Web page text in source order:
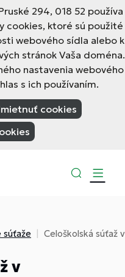
294, 018 52 používa
cookies, ktoré sú použité
webového sídla alebo k
stránok Vaša doména.
nastavenia webového
s ich používaním.
cookies
súťaže Celoškolská súťaž
v